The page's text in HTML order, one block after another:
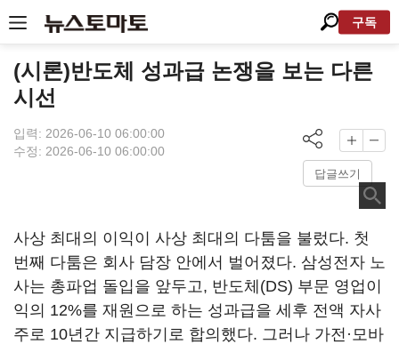
구독
(시론)반도체 성과급 논쟁을 보는 다른
시선
입력: 2026-06-10 06:00:00
수정: 2026-06-10 06:00:00
답글쓰기
사상 최대의 이익이 사상 최대의 다툼을 불렀다. 첫
번째 다툼은 회사 담장 안에서 벌어졌다. 삼성전자 노
사는 총파업 돌입을 앞두고, 반도체(DS) 부문 영업이
익의 12%를 재원으로 하는 성과급을 세후 전액 자사
주로 10년간 지급하기로 합의했다. 그러나 가전·모바